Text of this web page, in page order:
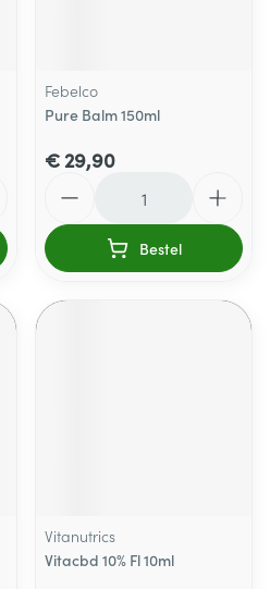
Febelco
Pure Balm 150ml
€ 29,90
Bestel
Vitanutrics
Vitacbd 10% Fl 10ml